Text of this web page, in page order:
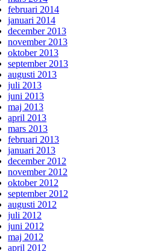
februari 2014
januari 2014
december 2013
november 2013
oktober 2013
september 2013
augusti 2013
juli 2013
juni 2013
maj 2013
april 2013
mars 2013
februari 2013
januari 2013
december 2012
november 2012
oktober 2012
september 2012
augusti 2012
juli 2012
juni 2012
maj 2012
april 2012